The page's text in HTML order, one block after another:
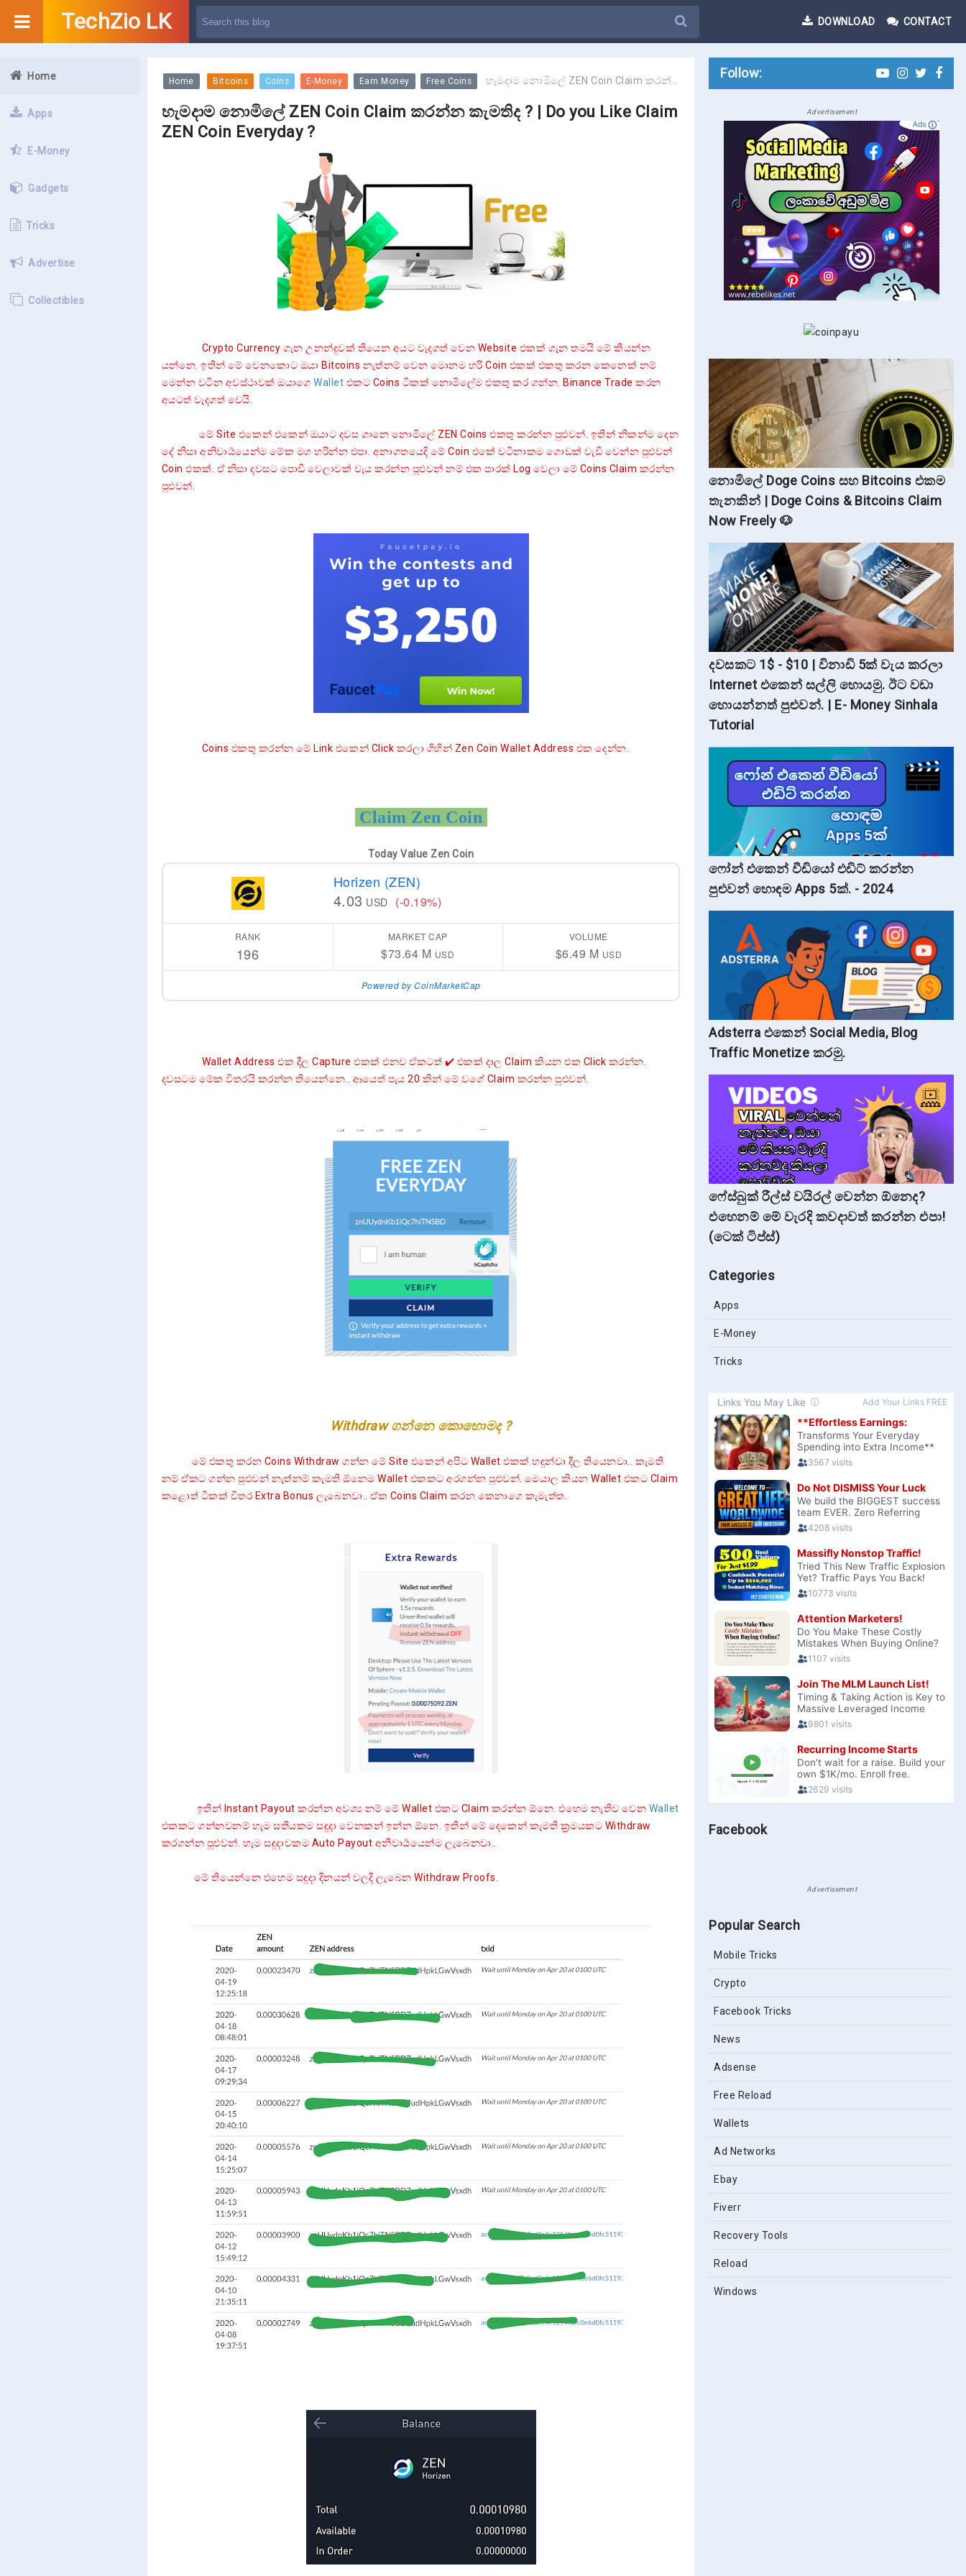
TechZio LK DOWNLOAD CONTACT
Home
Apps
E-Money
Gadgets
Tricks
Advertise
Collectibles
Home Bitcoins Coins E-Money Earn Money Free Coins හැමදාම නොමිලේ ZEN Coin Claim කරන්න කැමතිද ? | Do you Like Claim ZEN Coin Everyday ?
හැමදාම නොමිලේ ZEN Coin Claim කරන්න කැමතිද ? | Do you Like Claim
ZEN Coin Everyday ?
Crypto Currency ගැන උනන්දුවක් තියෙන අයට වැදගත් වෙන Website එකක් ගැන තමයි මේ කියන්න
යන්නෙ. ඉතින් මේ වෙනකොට ඔයා Bitcoins නැත්නම් වෙන මොනම හරි Coin එකක් එකතු කරන කෙනෙක් නම්
මෙන්න වටින අවස්ථාවක් ඔයාගෙWallet එකට Coins ටිකක් නොමිලේම එකතු කර ගන්න. Binance Trade කරන
අයටත් වැදගත් වෙයි.
මේ Site එකෙන් එකෙන් ඔයාට දවස ගානෙ නොමිලේ ZEN Coins එකතු කරන්න පුළුවන්. ඉතින් නිකන්ම දෙන
දේ නිසා අනිවාර්‍යයෙන්ම මේක මග හරින්න එපා. අනාගතයෙදි මේ Coin එකේ වටිනාකම ගොඩක් වැඩි වෙන්න පුළුවන්
Coin එකක්. ඒ නිසා දවසට පොඩි වෙලාවක් වැය කරන්න පුළුවන් නම් එක පාරක් Log වෙලා මේ Coins Claim කරන්න
පුළුවන්.
Coins එකතු කරන්න මේ Link එකෙන් Click කරලා ගිහින් Zen Coin Wallet Address එක දෙන්න.
Claim Zen Coin
Today Value Zen Coin
Horizen (ZEN)
4.03 USD (-0.19%)
RANK
196
MARKET CAP
$73.64 M USD
VOLUME
$6.49 M USD
Powered by CoinMarketCap
Wallet Address එක දීල Capture එකක් එනව ඒකටත් ✔️ එකක් දාල Claim කියන එක Click කරන්න.
දවසටම මේක විතරයි කරන්න තියෙන්නෙ.. ආයෙත් පැය 20 කින් මේ වගේ Claim කරන්න පුළුවන්.
Withdraw ගන්නෙ කොහොමද ?
මේ එකතු කරන Coins Withdraw ගන්න මේ Site එකෙන් අපිට Wallet එකක් හඳුන්වා දීල තියෙනවා.. කැමති
නම් ඒකට ගන්න පුළුවන් නැත්නම් කැමති ඕනෙම Wallet එකකට අරගන්න පුළුවන්. මෙයාල කියන Wallet එකට Claim
කළොත් ටිකක් විතර Extra Bonus ලැබෙනවා.. ඒක Coins Claim කරන කෙනාගෙ කැමැත්ත.
ඉතින් Instant Payout කරන්න අවශ්‍ය නම් මේ Wallet එකට Claim කරන්න ඕනෙ. එහෙම නැතිව වෙන Wallet
එකකට ගන්නවනම් හැම සතියකම සඳුදා වෙනකන් ඉන්න ඕනෙ. ඉතින් මේ දෙකෙන් කැමති ක්‍රමයකට Withdraw
කරගන්න පුළුවන්. හැම සඳුදාවකම Auto Payout අනිවාර්‍යයෙන්ම ලැබෙනවා..
මේ තියෙන්නෙ එහෙම සඳුදා දිනයන් වලදි ලැබෙන Withdraw Proofs.
Follow:
Advertisement
නොමිලේ Doge Coins සහ Bitcoins එකම
තැනකින් | Doge Coins & Bitcoins Claim
Now Freely 🐶
දවසකට 1$ - $10 | විනාඩි 5ක් වැය කරලා
Internet එකෙන් සල්ලි හොයමු. ඊට වඩා
හොයන්නත් පුළුවන්. | E- Money Sinhala
Tutorial
ෆෝන් එකෙන් වීඩියෝ එඩිට් කරන්න
පුළුවන් හොඳම Apps 5ක්. - 2024
Adsterra එකෙන් Social Media, Blog
Traffic Monetize කරමු.
ෆේස්බුක් රීල්ස් වයිරල් වෙන්න ඕනෙද?
එහෙනම් මේ වැරදි කවදාවත් කරන්න එපා!
(ටෙක් ටිප්ස්)
Categories
Apps
E-Money
Tricks
Facebook
Advertisement
Popular Search
Mobile Tricks
Crypto
Facebook Tricks
News
Adsense
Free Reload
Wallets
Ad Networks
Ebay
Fiverr
Recovery Tools
Reload
Windows